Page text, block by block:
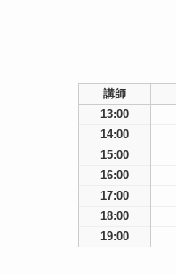
講師
13:00
14:00
15:00
16:00
17:00
18:00
19:00